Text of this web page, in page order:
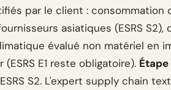
par le client : consommation
asiatiques (ESRS S2),
évalué non matériel en
E1 reste obligatoire).
S2. L'expert supply chain